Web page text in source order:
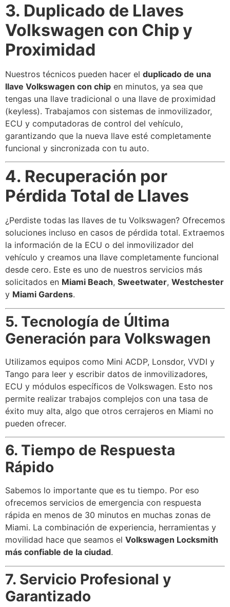
3. Duplicado de Llaves
Volkswagen con Chip y
Proximidad
Nuestros técnicos pueden hacer el duplicado de una
llave Volkswagen con chip en minutos, ya sea que
tengas una llave tradicional o una llave de proximidad
(keyless). Trabajamos con sistemas de inmovilizador,
ECU y computadoras de control del vehículo,
garantizando que la nueva llave esté completamente
funcional y sincronizada con tu auto.
4. Recuperación por
Pérdida Total de Llaves
¿Perdiste todas las llaves de tu Volkswagen? Ofrecemos
soluciones incluso en casos de pérdida total. Extraemos
la información de la ECU o del inmovilizador del
vehículo y creamos una llave completamente funcional
desde cero. Este es uno de nuestros servicios más
solicitados en Miami Beach, Sweetwater, Westchester
y Miami Gardens.
5. Tecnología de Última
Generación para Volkswagen
Utilizamos equipos como Mini ACDP, Lonsdor, VVDI y
Tango para leer y escribir datos de inmovilizadores,
ECU y módulos específicos de Volkswagen. Esto nos
permite realizar trabajos complejos con una tasa de
éxito muy alta, algo que otros cerrajeros en Miami no
pueden ofrecer.
6. Tiempo de Respuesta
Rápido
Sabemos lo importante que es tu tiempo. Por eso
ofrecemos servicios de emergencia con respuesta
rápida en menos de 30 minutos en muchas zonas de
Miami. La combinación de experiencia, herramientas y
movilidad hace que seamos el Volkswagen Locksmith
más confiable de la ciudad.
7. Servicio Profesional y
Garantizado